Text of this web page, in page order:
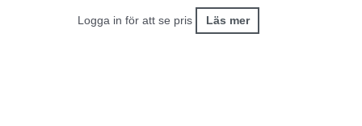
Logga in för att se pris Läs mer